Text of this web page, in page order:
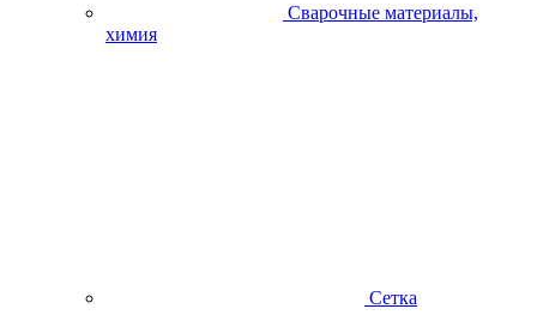
Сварочные материалы,
химия
Сетка